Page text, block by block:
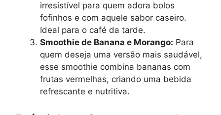
irresistível para quem adora bolos
fofinhos e com aquele sabor caseiro.
Ideal para o café da tarde.
Smoothie de Banana e Morango: Para
quem deseja uma versão mais saudável,
esse smoothie combina bananas com
frutas vermelhas, criando uma bebida
refrescante e nutritiva.